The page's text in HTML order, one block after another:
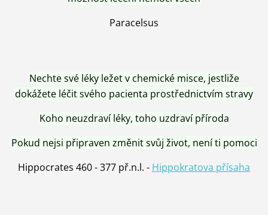
Paracelsus
Nechte své léky ležet v chemické misce, jestliže
dokážete léčit svého pacienta prostřednictvím stravy
Koho neuzdraví léky, toho uzdraví příroda
Pokud nejsi připraven změnit svůj život, není ti pomoci
Hippocrates 460 - 377 př.n.l. - Hippokratova přísaha